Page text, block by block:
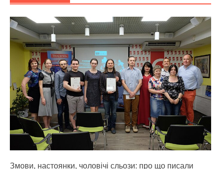
Змови, настоянки, чоловічі сльози: про що писали